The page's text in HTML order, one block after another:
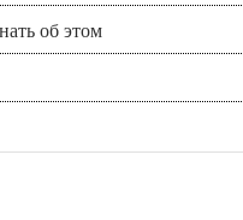
об этом